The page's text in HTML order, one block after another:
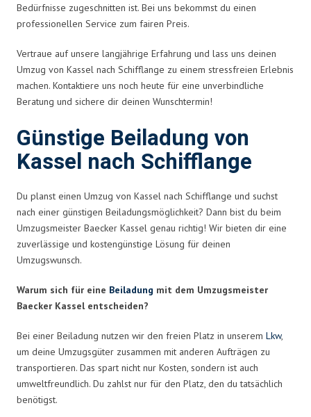
Bedürfnisse zugeschnitten ist. Bei uns bekommst du einen
professionellen Service zum fairen Preis.
Vertraue auf unsere langjährige Erfahrung und lass uns deinen
Umzug von Kassel nach Schifflange zu einem stressfreien Erlebnis
machen. Kontaktiere uns noch heute für eine unverbindliche
Beratung und sichere dir deinen Wunschtermin!
Günstige Beiladung von
Kassel nach Schifflange
Du planst einen Umzug von Kassel nach Schifflange und suchst
nach einer günstigen Beiladungsmöglichkeit? Dann bist du beim
Umzugsmeister Baecker Kassel genau richtig! Wir bieten dir eine
zuverlässige und kostengünstige Lösung für deinen
Umzugswunsch.
Warum sich für eine Beiladung mit dem Umzugsmeister
Baecker Kassel entscheiden?
Bei einer Beiladung nutzen wir den freien Platz in unserem Lkw,
um deine Umzugsgüter zusammen mit anderen Aufträgen zu
transportieren. Das spart nicht nur Kosten, sondern ist auch
umweltfreundlich. Du zahlst nur für den Platz, den du tatsächlich
benötigst.